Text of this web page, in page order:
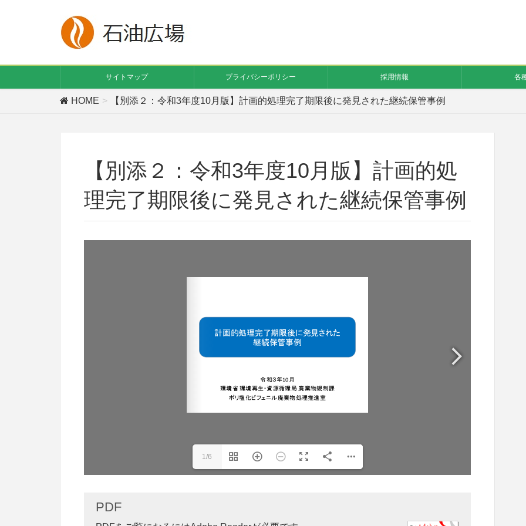
サイトマップ プライバシーポリシー 採用情報 各
HOME 【別添２：令和3年度10月版】計画的処理完了期限後に発見された継続保管事例
【別添２：令和3年度10月版】計画的処
理完了期限後に発見された継続保管事例
1/6
PDF